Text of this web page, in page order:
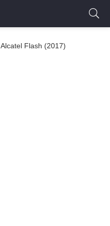
Alcatel Flash (2017)